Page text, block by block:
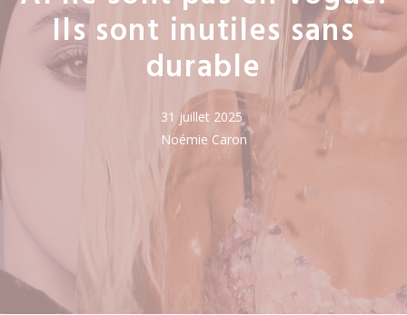
Ils sont inutiles sans
durable
31 juillet 2025
Noémie Caron